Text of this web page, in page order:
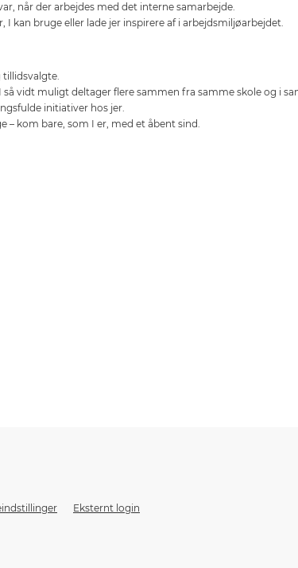
når der arbejdes med det interne samarbejde.
kan bruge eller lade jer inspirere af i arbejdsmiljøarbejdet.
tillidsvalgte.
vidt muligt deltager flere sammen fra samme skole og i
initiativer hos jer.
– kom bare, som I er, med et åbent sind.
Eksternt login